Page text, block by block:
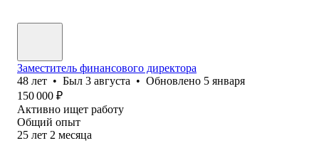
Заместитель финансового директора
48 лет • Был 3 августа • Обновлено 5 января
150 000 ₽
Активно ищет работу
Общий опыт
25 лет 2 месяца